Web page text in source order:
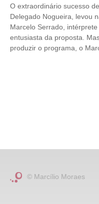
O extraordinário sucesso
Delegado Nogueira, levou
Marcelo Serrado,
entusiasta da proposta.
produzir o programa, o
© Marcílio Moraes